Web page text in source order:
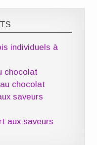
individuels à
chocolat
chocolat
saveurs
aux saveurs